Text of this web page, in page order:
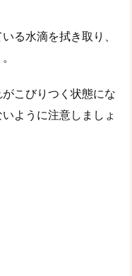
る水滴を拭き取り、
こびりつく状態にな
ように注意しましょ